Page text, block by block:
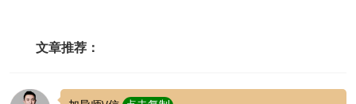
文章推荐：